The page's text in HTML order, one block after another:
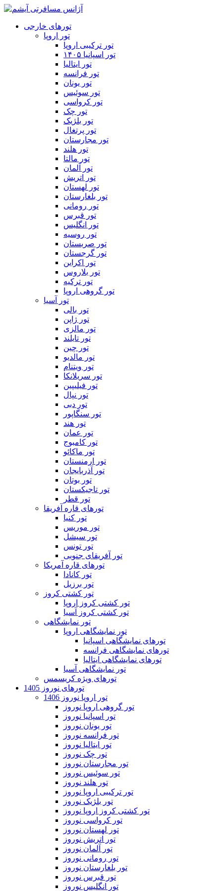
تورهای خارجی
تور اروپا
تور ترکیبی اروپا
تور اسپانیا ۱۴۰۵
تور ایتالیا
تور فرانسه
تور یونان
تور سوئیس
تور کرواسی
تور چک
تور بلژیک
تور پرتغال
تور مجارستان
تور هلند
تور مالتا
تور آلمان
تور اتریش
تور لهستان
تور بلغارستان
تور رومانی
تور قبرس
تور انگلیس
تور روسیه
تور صربستان
تور گرجستان
تور اکراین
تور بلاروس
تور ترکیه
تور گروهی اروپا
تور آسیا
تور بالی
تور ژاپن
تور مالزی
تور تایلند
تور چین
تور مالدیو
تور ویتنام
تور سریلانکا
تور فیلیپین
تور نپال
تور دبی
تور سنگاپور
تور هند
تور عمان
تور کامبوج
تور ماکائو
تور ارمنستان
تور آذربایجان
تور بوتان
تور تاجیکستان
تور قطر
تورهای قاره آفریقا
تور کنیا
تور موریس
تور سیشل
تور تونس
تور آفریقای جنوبی
تورهای قاره آمریکا
تور کانادا
تور برزیل
تور کشتی کروز
تور کشتی کروز اروپا
تور کشتی کروز آسیا
تور نمایشگاهی
تور نمایشگاهی اروپا
تورهای نمایشگاهی اسپانیا
تورهای نمایشگاهی فرانسه
تورهای نمایشگاهی ایتالیا
تور نمایشگاهی آسیا
تورهای ویژه کریسمس
تورهای نوروز 1405
تور اروپا نوروز 1406
تور گروهی اروپا نوروز
تور اسپانیا نوروز
تور یونان نوروز
تور فرانسه نوروز
تور ایتالیا نوروز
تور چک نوروز
تور مجارستان نوروز
تور سوئیس نوروز
تور هلند نوروز
تور ترکیبی اروپا نوروز
تور بلژیک نوروز
تور کشتی کروز اروپا نوروز
تور کرواسی نوروز
تور لهستان نوروز
تور اتریش نوروز
تور آلمان نوروز
تور رومانی نوروز
تور بلغارستان نوروز
تور قبرس نوروز
تور انگلیس نوروز